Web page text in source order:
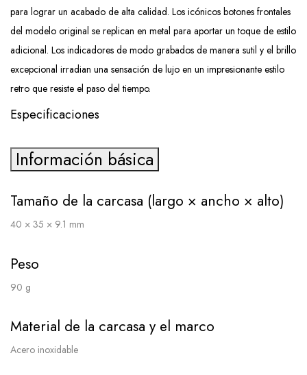
para lograr un acabado de alta calidad. Los icónicos botones frontales
del modelo original se replican en metal para aportar un toque de estilo
adicional. Los indicadores de modo grabados de manera sutil y el brillo
excepcional irradian una sensación de lujo en un impresionante estilo
retro que resiste el paso del tiempo.
Especificaciones
Información básica
Tamaño de la carcasa (largo × ancho × alto)
40 × 35 × 9.1 mm
Peso
90 g
Material de la carcasa y el marco
Acero inoxidable